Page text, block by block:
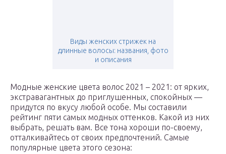
Виды женских стрижек на
длинные волосы: названия, фото
и описания
Модные женские цвета волос 2021 – 2021: от ярких,
экстравагантных до приглушенных, спокойных —
придутся по вкусу любой особе. Мы составили
рейтинг пяти самых модных оттенков. Какой из них
выбрать, решать вам. Все тона хороши по-своему,
отталкивайтесь от своих предпочтений. Самые
популярные цвета этого сезона: